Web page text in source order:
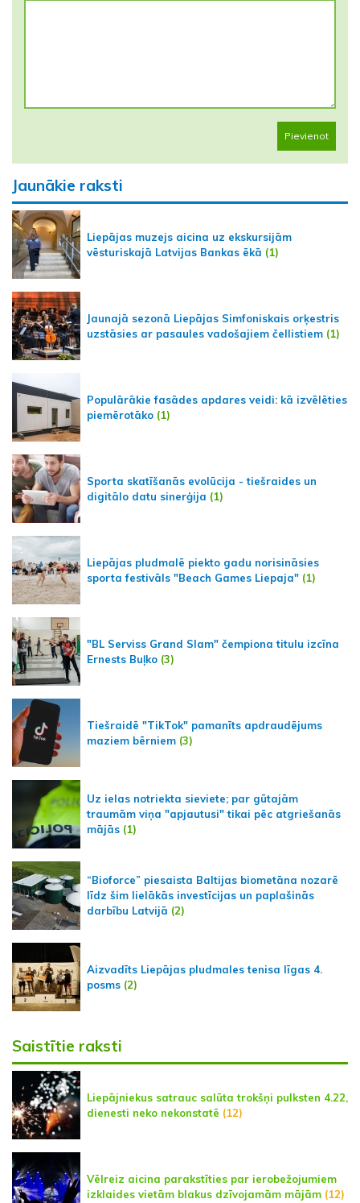
Pievienot
Jaunākie raksti
Liepājas muzejs aicina uz ekskursijām
vēsturiskajā Latvijas Bankas ēkā (1)
Jaunajā sezonā Liepājas Simfoniskais orķestris
uzstāsies ar pasaules vadošajiem čellistiem (1)
Populārākie fasādes apdares veidi: kā izvēlēties
piemērotāko (1)
Sporta skatīšanās evolūcija - tiešraides un
digitālo datu sinerģija (1)
Liepājas pludmalē piekto gadu norisināsies
sporta festivāls "Beach Games Liepaja" (1)
"BL Serviss Grand Slam" čempiona titulu izcīna
Ernests Buļko (3)
Tiešraidē "TikTok" pamanīts apdraudējums
maziem bērniem (3)
Uz ielas notriekta sieviete; par gūtajām
traumām viņa "apjautusi" tikai pēc atgriešanās
mājās (1)
“Bioforce” piesaista Baltijas biometāna nozarē
līdz šim lielākās investīcijas un paplašinās
darbību Latvijā (2)
Aizvadīts Liepājas pludmales tenisa līgas 4.
posms (2)
Saistītie raksti
Liepājniekus satrauc salūta trokšņi pulksten 4.22,
dienesti neko nekonstatē (12)
Vēlreiz aicina parakstīties par ierobežojumiem
izklaides vietām blakus dzīvojamām mājām (12)